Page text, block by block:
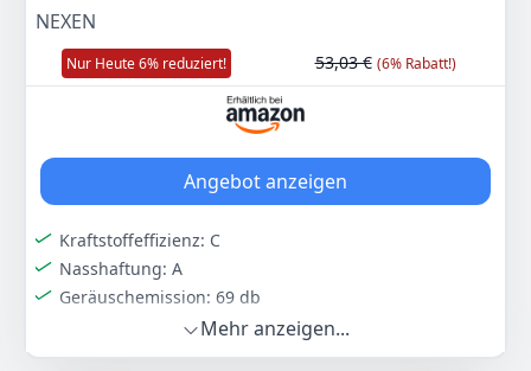
NEXEN
Nur Heute 6% reduziert! 53,03 € (6% Rabatt!)
Angebot anzeigen
Kraftstoffeffizienz: C
Nasshaftung: A
Geräuschemission: 69 db
Hersteller
Schwarz Nexen 0 g
Mehr anzeigen...